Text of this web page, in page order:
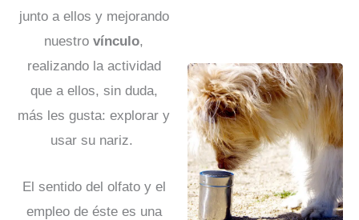
junto a ellos y mejorando
nuestro vínculo,
realizando la actividad
que a ellos, sin duda,
más les gusta: explorar y
usar su nariz.
El sentido del olfato y el
empleo de éste es una